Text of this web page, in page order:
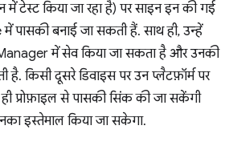
में टेस्ट किया जा रहा है) पर साइन इन की गई
पासकी बनाई जा सकती हैं. साथ ही, उन्हें
में सेव किया जा सकता है और उनकी
है. किसी दूसरे डिवाइस पर उन प्लैटफ़ॉर्म पर
प्रोफ़ाइल से पासकी सिंक की जा सकेंगी
इस्तेमाल किया जा सकेगा.